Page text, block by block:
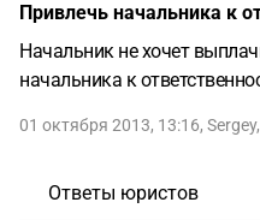
Привлечь начальника к
Начальник не хочет
начальника к
01 октября 2013, 13:16, Sergey,
Ответы юристов